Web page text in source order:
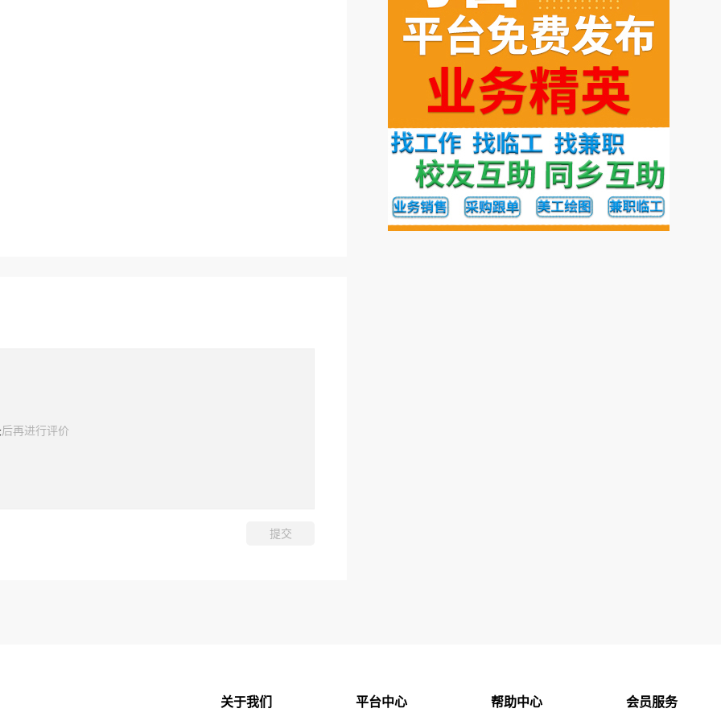
后再进行评价
关于我们 平台中心 帮助中心 会员服务